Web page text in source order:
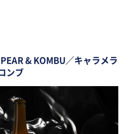
& KOMBU／キャラメラ
ンブ